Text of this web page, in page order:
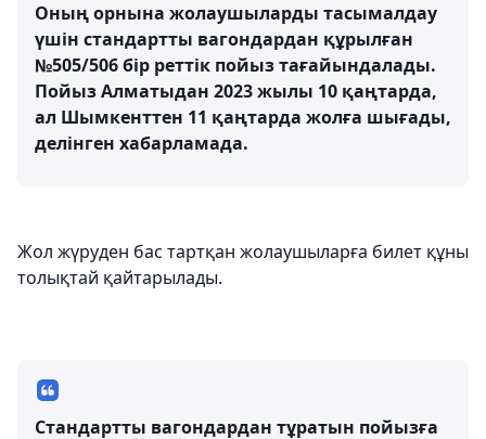
Оның орнына жолаушыларды тасымалдау
үшін стандартты вагондардан құрылған
№505/506 бір реттік пойыз тағайындалады.
Пойыз Алматыдан 2023 жылы 10 қаңтарда,
ал Шымкенттен 11 қаңтарда жолға шығады,
делінген хабарламада.
Жол жүруден бас тартқан жолаушыларға билет құны
толықтай қайтарылады.
Стандартты вагондардан тұратын пойызға